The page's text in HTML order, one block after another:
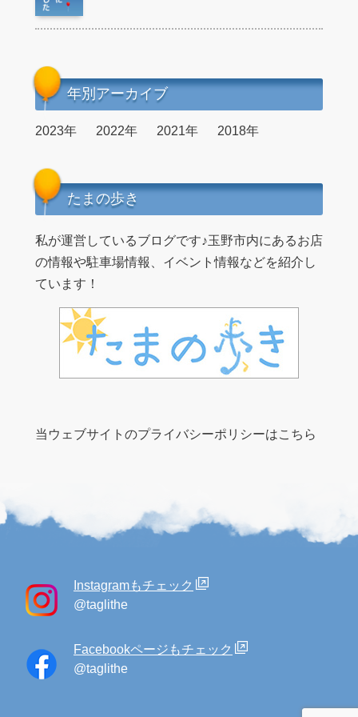
年別アーカイブ
2023年 2022年 2021年 2018年
たまの歩き
私が運営しているブログです♪玉野市内にあるお店
の情報や駐車場情報、イベント情報などを紹介し
ています！
当ウェブサイトのプライバシーポリシーはこちら
Instagramもチェック
@taglithe
Facebookページもチェック
@taglithe